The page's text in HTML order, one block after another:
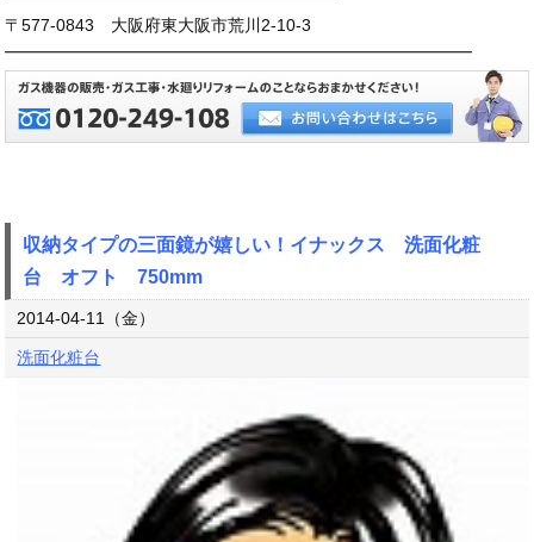
〒577-0843 大阪府東大阪市荒川2-10-3
━━━━━━━━━━━━━━━━━━━━━━━━━━━━
収納タイプの三面鏡が嬉しい！イナックス 洗面化粧
台 オフト 750mm
2014-04-11（金）
洗面化粧台